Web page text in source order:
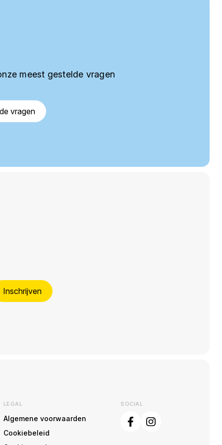
meest gestelde vragen
vragen
Inschrijven
LEGAL
Algemene voorwaarden
Cookiebeleid
SOCIAL